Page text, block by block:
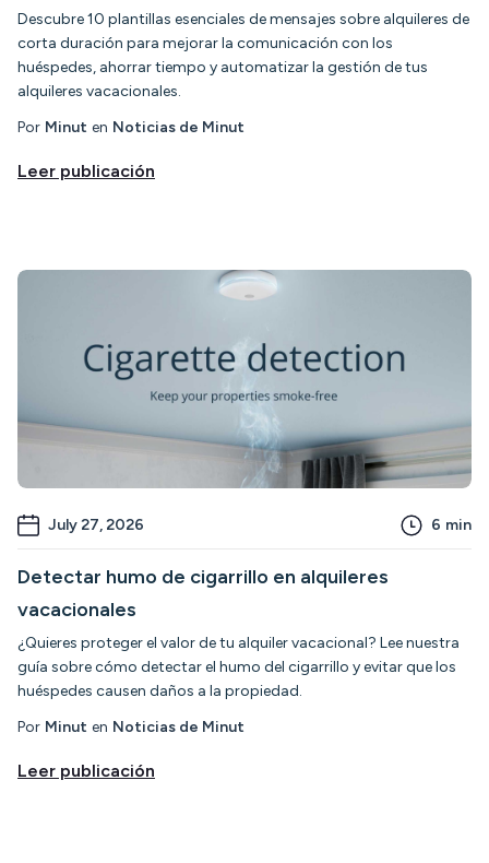
Descubre 10 plantillas esenciales de mensajes sobre alquileres de
corta duración para mejorar la comunicación con los
huéspedes, ahorrar tiempo y automatizar la gestión de tus
alquileres vacacionales.
Por Minut en Noticias de Minut
Leer publicación
July 27, 2026 6 min
Detectar humo de cigarrillo en alquileres
vacacionales
¿Quieres proteger el valor de tu alquiler vacacional? Lee nuestra
guía sobre cómo detectar el humo del cigarrillo y evitar que los
huéspedes causen daños a la propiedad.
Por Minut en Noticias de Minut
Leer publicación